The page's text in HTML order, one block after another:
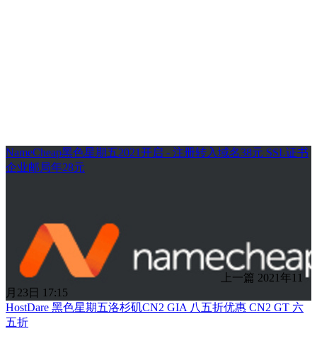
NameCheap黑色星期五2021开启 - 注册转入域名38元 SSL证书
企业邮局年28元
上一篇 2021年11
月23日 17:15
HostDare 黑色星期五洛杉矶CN2 GIA 八五折优惠 CN2 GT 六
五折